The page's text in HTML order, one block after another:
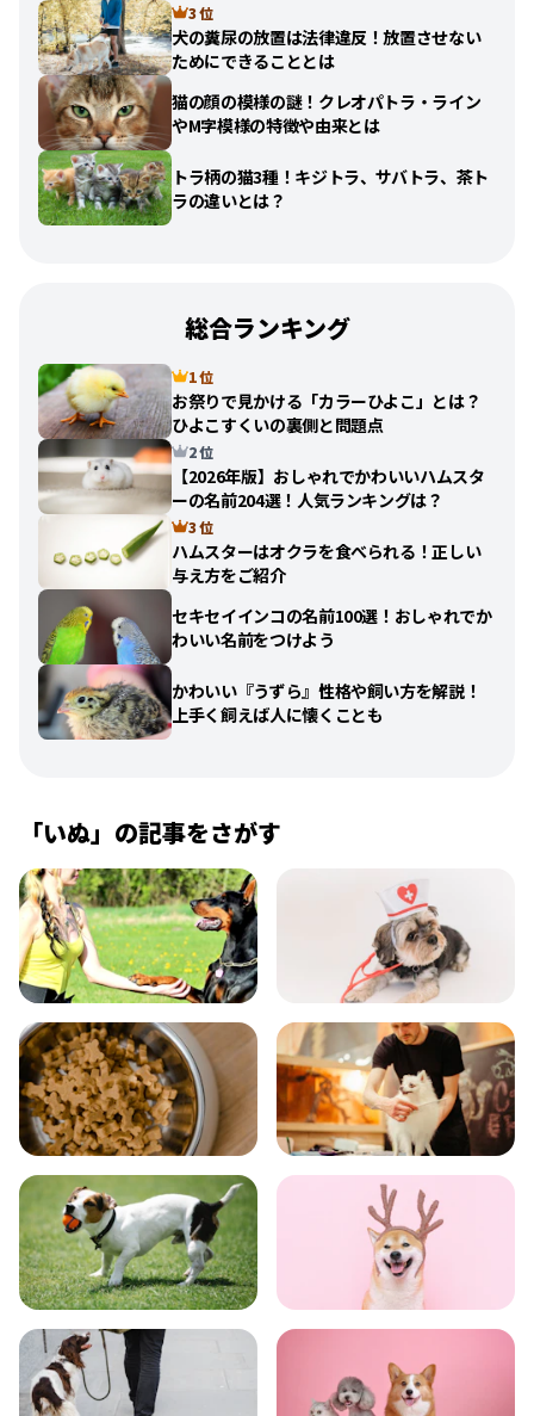
3 位
犬の糞尿の放置は法律違反！放置させない
ためにできることとは
猫の顔の模様の謎！クレオパトラ・ライン
やM字模様の特徴や由来とは
トラ柄の猫3種！キジトラ、サバトラ、茶ト
ラの違いとは？
総合ランキング
1 位
お祭りで見かける「カラーひよこ」とは？
ひよこすくいの裏側と問題点
2 位
【2026年版】おしゃれでかわいいハムスタ
ーの名前204選！人気ランキングは？
3 位
ハムスターはオクラを食べられる！正しい
与え方をご紹介
セキセイインコの名前100選！おしゃれでか
わいい名前をつけよう
かわいい『うずら』性格や飼い方を解説！
上手く飼えば人に懐くことも
「いぬ」の記事をさがす
飼い方 健康
食事 お手入れ
トレーニング グッズ